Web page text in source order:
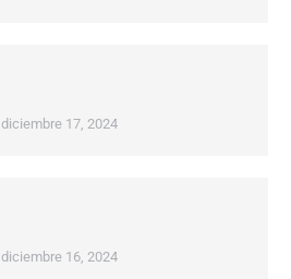
diciembre 17, 2024
diciembre 16, 2024